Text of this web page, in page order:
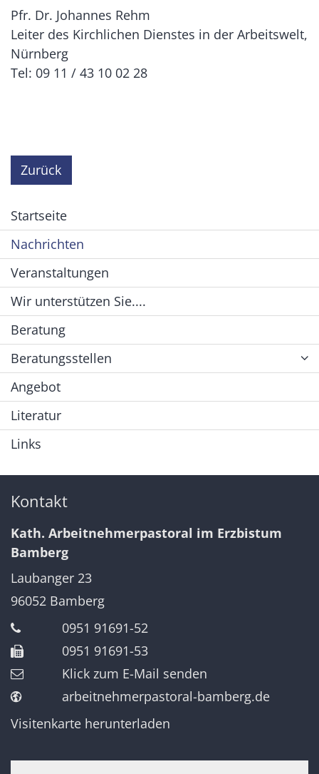
Pfr. Dr. Johannes Rehm
Leiter des Kirchlichen Dienstes in der Arbeitswelt,
Nürnberg
Tel: 09 11 / 43 10 02 28
Zurück
Startseite
Nachrichten
Veranstaltungen
Wir unterstützen Sie....
Beratung
Beratungsstellen
Angebot
Literatur
Links
Kontakt
Kath. Arbeitnehmerpastoral im Erzbistum
Bamberg
Laubanger 23
96052 Bamberg
0951 91691-52
0951 91691-53
Klick zum E-Mail senden
arbeitnehmerpastoral-bamberg.de
Visitenkarte herunterladen